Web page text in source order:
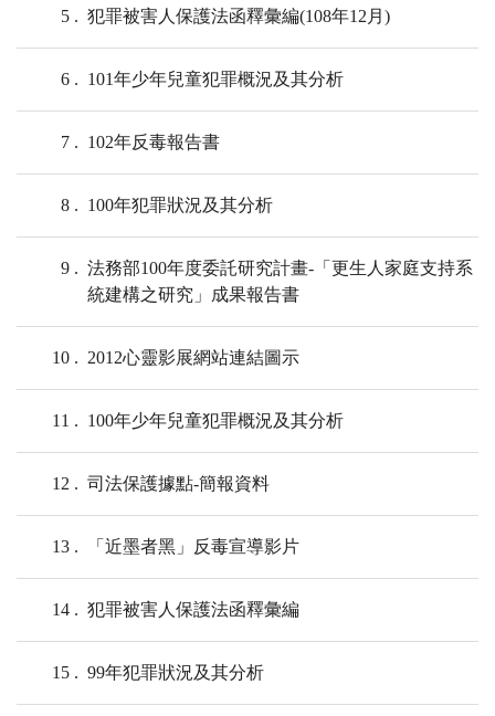
5 犯罪被害人保護法函釋彙編(108年12月)
6 101年少年兒童犯罪概況及其分析
7 102年反毒報告書
8 100年犯罪狀況及其分析
9
法務部100年度委託研究計畫-「更生人家庭支持系
統建構之研究」成果報告書
10 2012心靈影展網站連結圖示
11 100年少年兒童犯罪概況及其分析
12 司法保護據點-簡報資料
13 「近墨者黑」反毒宣導影片
14 犯罪被害人保護法函釋彙編
15 99年犯罪狀況及其分析